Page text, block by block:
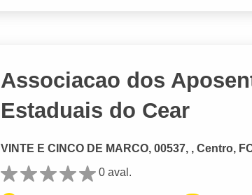
Associacao dos
Estaduais do Cear
VINTE E CINCO DE MARCO, 00537, , Centro,
0 aval.